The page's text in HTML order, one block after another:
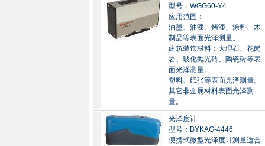
型号：WGG60-Y4
应用范围：
油墨、油漆、烤漆、涂料、木
制品等表面光泽测量。
建筑装饰材料：大理石、花岗
岩、玻化抛光砖、陶瓷砖等表
面光泽测量。
塑料、纸张等表面光泽测量。
其它非金属材料表面光泽测
量。
光泽度计
型号：BYKAG-4446
便携式微型光泽度计测量适合